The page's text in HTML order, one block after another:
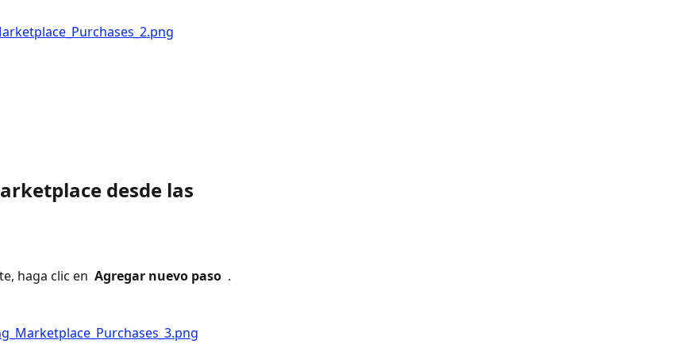
desde las
haga clic en Agregar nuevo paso .